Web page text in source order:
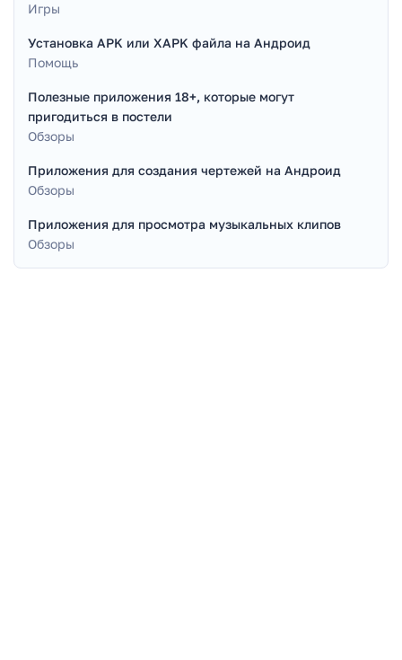
Игры
Установка APK или XAPK файла на Андроид
Помощь
Полезные приложения 18+, которые могут
пригодиться в постели
Обзоры
Приложения для создания чертежей на Андроид
Обзоры
Приложения для просмотра музыкальных клипов
Обзоры